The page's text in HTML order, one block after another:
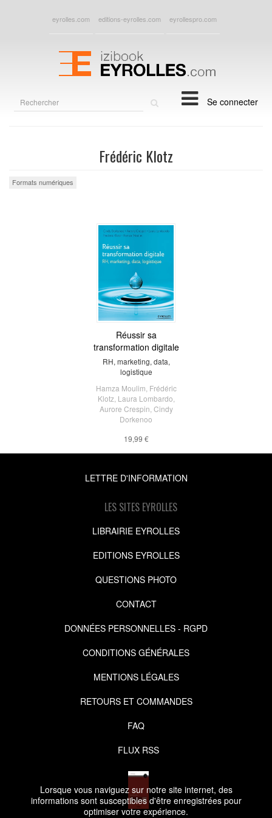
Lorsque vous naviguez sur notre site internet, des
informations sont susceptibles d'être enregistrées pour
optimiser votre expérience.
eyrolles.com editions-eyrolles.com eyrollespro.com
Se connecter
Frédéric Klotz
Formats numériques
Réussir sa
transformation digitale
RH, marketing, data,
logistique
Hamza Moulim Frédéric
Klotz Laura Lombardo
Aurore Crespin Cindy
Dorkenoo
19,99 €
LETTRE D'INFORMATION
LES SITES EYROLLES
LIBRAIRIE EYROLLES
EDITIONS EYROLLES
QUESTIONS PHOTO
CONTACT
DONNÉES PERSONNELLES - RGPD
CONDITIONS GÉNÉRALES
MENTIONS LÉGALES
RETOURS ET COMMANDES
FAQ
FLUX RSS